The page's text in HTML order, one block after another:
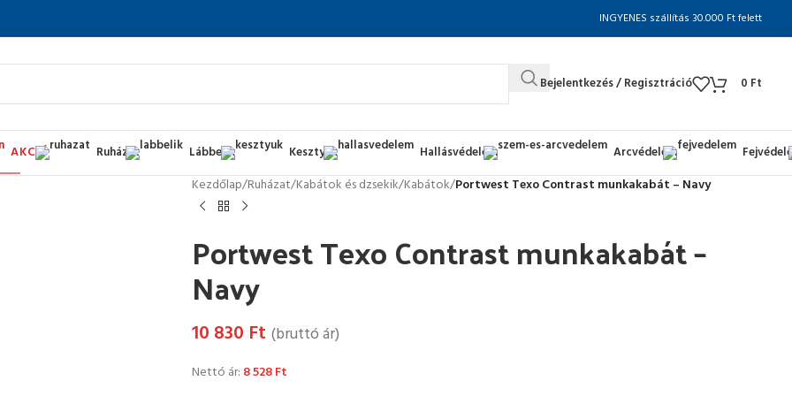
INGYENES szállítás 30.000 Ft felett
Bejelentkezés / Regisztráció 0 Ft
AKCIÓ Ruházat Lábbelik Kesztyűk Hallásvédelem Arcvédelem
Kezdőlap/Ruházat/Kabátok és dzsekik/Kabátok/Portwest Texo Contrast munkakabát – Navy
Portwest Texo Contrast munkakabát –
Navy
10 830 Ft (bruttó ár)
Nettó ár: 8 528Ft